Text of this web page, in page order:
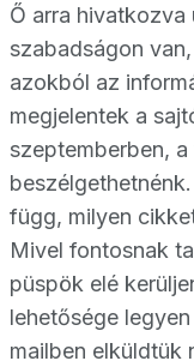
Ő arra
szabadságon
azokból az
megjelentek a
szeptemberben,
függ, milyen
Mivel fontosnak
püspök elé
lehetősége
mailben elküldtük